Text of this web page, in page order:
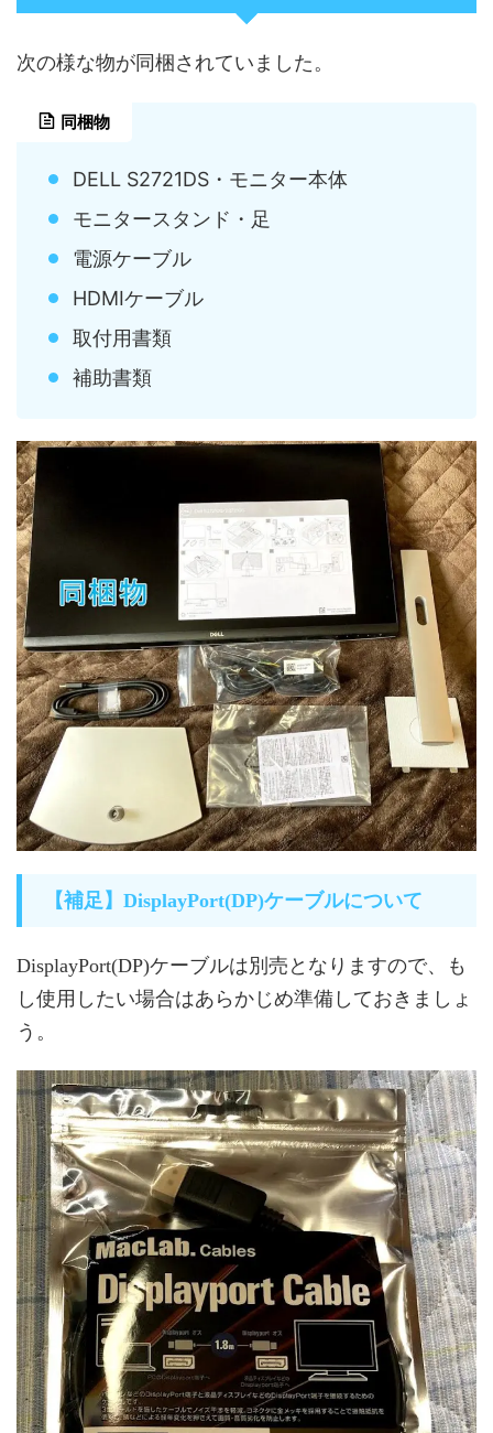
次の様な物が同梱されていました。
同梱物
DELL S2721DS・モニター本体
モニタースタンド・足
電源ケーブル
HDMIケーブル
取付用書類
補助書類
【補足】DisplayPort(DP)ケーブルについて
DisplayPort(DP)ケーブルは別売となりますので、も
し使用したい場合はあらかじめ準備しておきましょ
う。